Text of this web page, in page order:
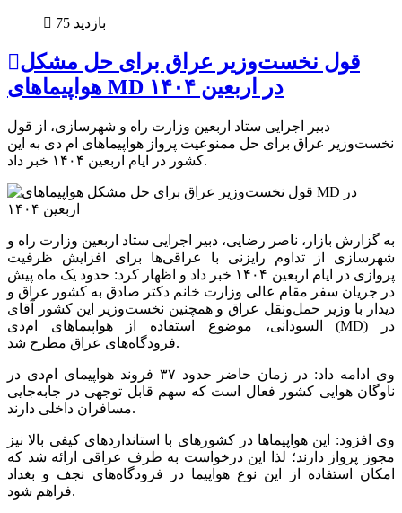
75 بازدید
قول نخست‌وزیر عراق برای حل مشکل
هواپیماهای MD در اربعین ۱۴۰۴
دبیر اجرایی ستاد اربعین وزارت راه و شهرسازی، از قول
نخست‌وزیر عراق برای حل ممنوعیت پرواز هواپیماهای ام دی به این
کشور در ایام اربعین ۱۴۰۴ خبر داد.
به گزارش بازار، ناصر رضایی، دبیر اجرایی ستاد اربعین وزارت راه و
شهرسازی از تداوم رایزنی‌ با عراقی‌ها برای افزایش ظرفیت
پروازی در ایام اربعین ۱۴۰۴ خبر داد و اظهار کرد: حدود یک ماه پیش
در جریان سفر مقام عالی وزارت خانم دکتر صادق به کشور عراق و
دیدار با وزیر حمل‌ونقل عراق و همچنین نخست‌وزیر این کشور آقای
السودانی، موضوع استفاده از هواپیماهای ام‌دی (MD) در
فرودگاه‌های عراق مطرح شد.
وی ادامه داد: در زمان حاضر حدود ۳۷ فروند هواپیمای ام‌دی در
ناوگان هوایی کشور فعال است که سهم قابل توجهی در جابه‌جایی
مسافران داخلی دارند.
وی افزود: این هواپیماها در کشورهای با استانداردهای کیفی بالا نیز
مجوز پرواز دارند؛ لذا این درخواست به طرف عراقی ارائه شد که
امکان استفاده از این نوع هواپیما در فرودگاه‌های نجف و بغداد
فراهم شود.